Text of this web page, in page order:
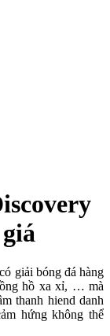
giải bóng đá hàng
hồ xa xỉ, … mà
thanh hiend danh
hứng không thể